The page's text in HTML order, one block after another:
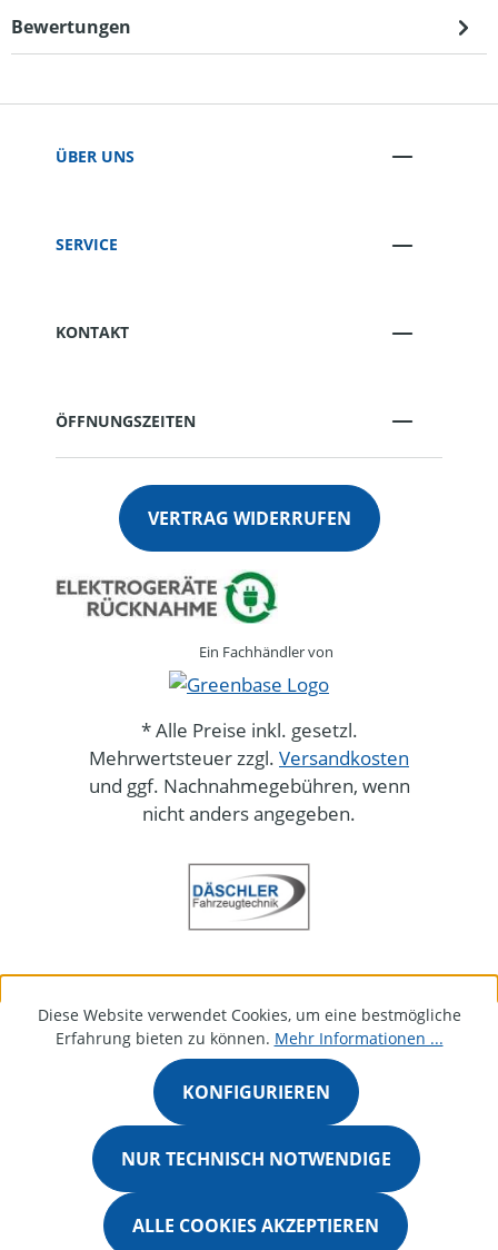
Bewertungen
ÜBER UNS
SERVICE
KONTAKT
ÖFFNUNGSZEITEN
VERTRAG WIDERRUFEN
Ein Fachhändler von
* Alle Preise inkl. gesetzl.
Mehrwertsteuer zzgl. Versandkosten
und ggf. Nachnahmegebühren, wenn
nicht anders angegeben.
Diese Website verwendet Cookies, um eine bestmögliche
Erfahrung bieten zu können. Mehr Informationen ...
NUR TECHNISCH NOTWENDIGE
KONFIGURIEREN
ALLE COOKIES AKZEPTIEREN